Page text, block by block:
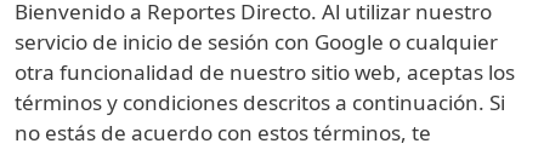
Bienvenido a Reportes Directo. Al utilizar nuestro
servicio de inicio de sesión con Google o cualquier
otra funcionalidad de nuestro sitio web, aceptas los
términos y condiciones descritos a continuación. Si
no estás de acuerdo con estos términos, te